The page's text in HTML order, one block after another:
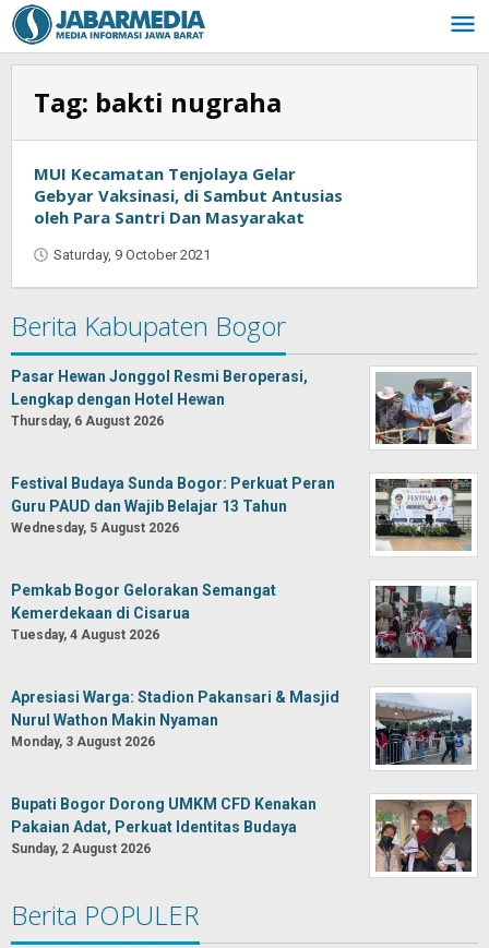
Skip
to
content
Tag: bakti nugraha
MUI Kecamatan Tenjolaya Gelar
Gebyar Vaksinasi, di Sambut Antusias
oleh Para Santri Dan Masyarakat
Saturday, 9 October 2021
Berita Kabupaten Bogor
Pasar Hewan Jonggol Resmi Beroperasi,
Lengkap dengan Hotel Hewan
Thursday, 6 August 2026
Festival Budaya Sunda Bogor: Perkuat Peran
Guru PAUD dan Wajib Belajar 13 Tahun
Wednesday, 5 August 2026
Pemkab Bogor Gelorakan Semangat
Kemerdekaan di Cisarua
Tuesday, 4 August 2026
Apresiasi Warga: Stadion Pakansari & Masjid
Nurul Wathon Makin Nyaman
Monday, 3 August 2026
Bupati Bogor Dorong UMKM CFD Kenakan
Pakaian Adat, Perkuat Identitas Budaya
Sunday, 2 August 2026
Berita POPULER